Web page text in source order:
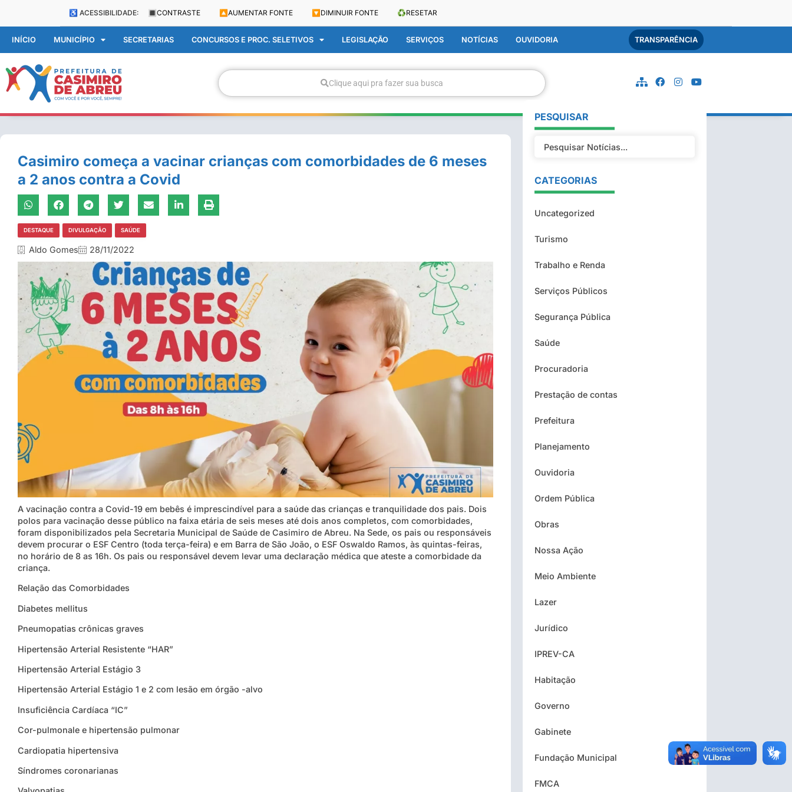
♿ ACESSIBILIDADE: 🔳 CONTRASTE 🔼 AUMENTAR FONTE 🔽 DIMINUIR FONTE ♻️RESETAR
INÍCIO MUNICÍPIO SECRETARIAS CONCURSOS E PROC. SELETIVOS LEGISLAÇÃO SERVIÇOS NOTÍCIAS OUVIDORIA TRANSPARÊNCIA
Clique aqui pra fazer sua busca
Casimiro começa a vacinar crianças com comorbidades de 6 meses
a 2 anos contra a Covid
DESTAQUE DIVULGAÇÃO SAÚDE
Aldo Gomes 28/11/2022
A vacinação contra a Covid-19 em bebês é imprescindível para a saúde das crianças e tranquilidade dos pais. Dois
polos para vacinação desse público na faixa etária de seis meses até dois anos completos, com comorbidades,
foram disponibilizados pela Secretaria Municipal de Saúde de Casimiro de Abreu. Na Sede, os pais ou responsáveis
devem procurar o ESF Centro (toda terça-feira) e em Barra de São João, o ESF Oswaldo Ramos, às quintas-feiras,
no horário de 8 as 16h. Os pais ou responsável devem levar uma declaração médica que ateste a comorbidade da
criança.
Relação das Comorbidades
Diabetes mellitus
Pneumopatias crônicas graves
Hipertensão Arterial Resistente “HAR”
Hipertensão Arterial Estágio 3
Hipertensão Arterial Estágio 1 e 2 com lesão em órgão -alvo
Insuficiência Cardíaca “IC”
Cor-pulmonale e hipertensão pulmonar
Cardiopatia hipertensiva
Síndromes coronarianas
PESQUISAR
CATEGORIAS
Uncategorized
Turismo
Trabalho e Renda
Serviços Públicos
Segurança Pública
Saúde
Procuradoria
Prestação de contas
Prefeitura
Planejamento
Ouvidoria
Ordem Pública
Obras
Nossa Ação
Meio Ambiente
Lazer
Jurídico
IPREV-CA
Habitação
Governo
Gabinete
Fundação Municipal
FMCA